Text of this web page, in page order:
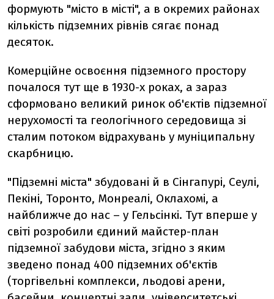
формують "місто в місті", а в окремих районах
кількість підземних рівнів сягає понад
десяток.
Комерційне освоєння підземного простору
почалося тут ще в 1930-х роках, а зараз
сформовано великий ринок об'єктів підземної
нерухомості та геологічного середовища зі
сталим потоком відрахувань у муніципальну
скарбницю.
"Підземні міста" збудовані й в Сінгапурі, Сеулі,
Пекіні, Торонто, Монреалі, Оклахомі, а
найближче до нас – у Гельсінкі. Тут вперше у
світі розробили єдиний майстер-план
підземної забудови міста, згідно з яким
зведено понад 400 підземних об'єктів
(торгівельні комплекси, льодові арени,